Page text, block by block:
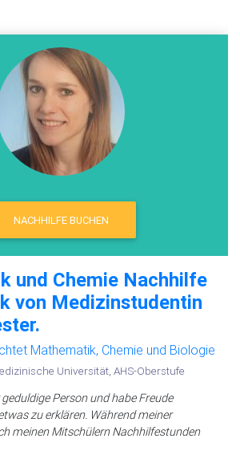
NACHHILFE BUCHEN
und Chemie Nachhilfe
von Medizinstudentin
Mathematik, Chemie und Biologie
Universität, AHS-Oberstufe
Person und habe Freude
zu erklären. Während meiner
meinen Mitschülern Nachhilfestunden